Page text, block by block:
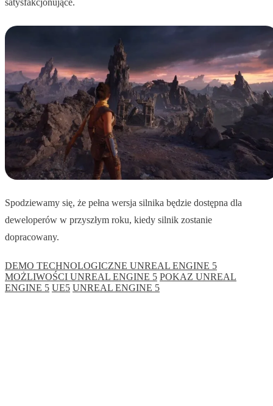
Spodziewamy się, że pełna wersja silnika będzie dostępna dla
deweloperów w przyszłym roku, kiedy silnik zostanie
dopracowany.
DEMO TECHNOLOGICZNE UNREAL ENGINE 5
MOŻLIWOŚCI UNREAL ENGINE 5 POKAZ UNREAL
ENGINE 5 UE5 UNREAL ENGINE 5